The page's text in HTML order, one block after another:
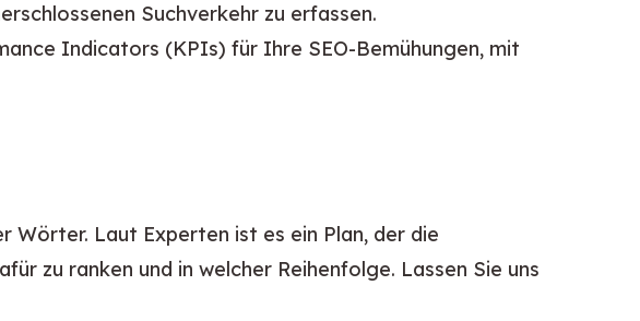
Suchverkehr zu erfassen.
Indicators (KPIs) für Ihre SEO-Bemühungen, mit
Laut Experten ist es ein Plan, der die
zu ranken und in welcher Reihenfolge. Lassen Sie uns